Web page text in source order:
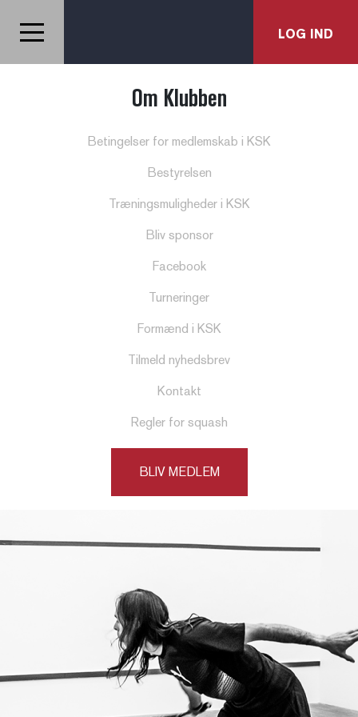
LOG IND
Om Klubben
Betingelser for medlemskab i KSK
Bestyrelsen
Træningsmuligheder i KSK
Bliv sponsor
Facebook
Turneringer
Formænd i KSK
Tilmeld nyhedsbrev
Kontakt
Regler for squash
BLIV MEDLEM